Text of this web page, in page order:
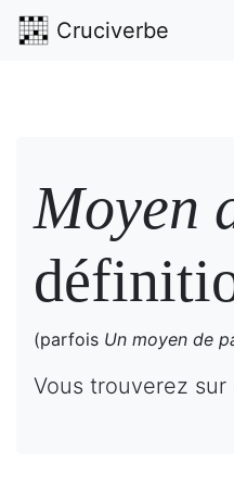
Cruciverbe
Moyen
(parfois Un moyen de
Vous trouverez